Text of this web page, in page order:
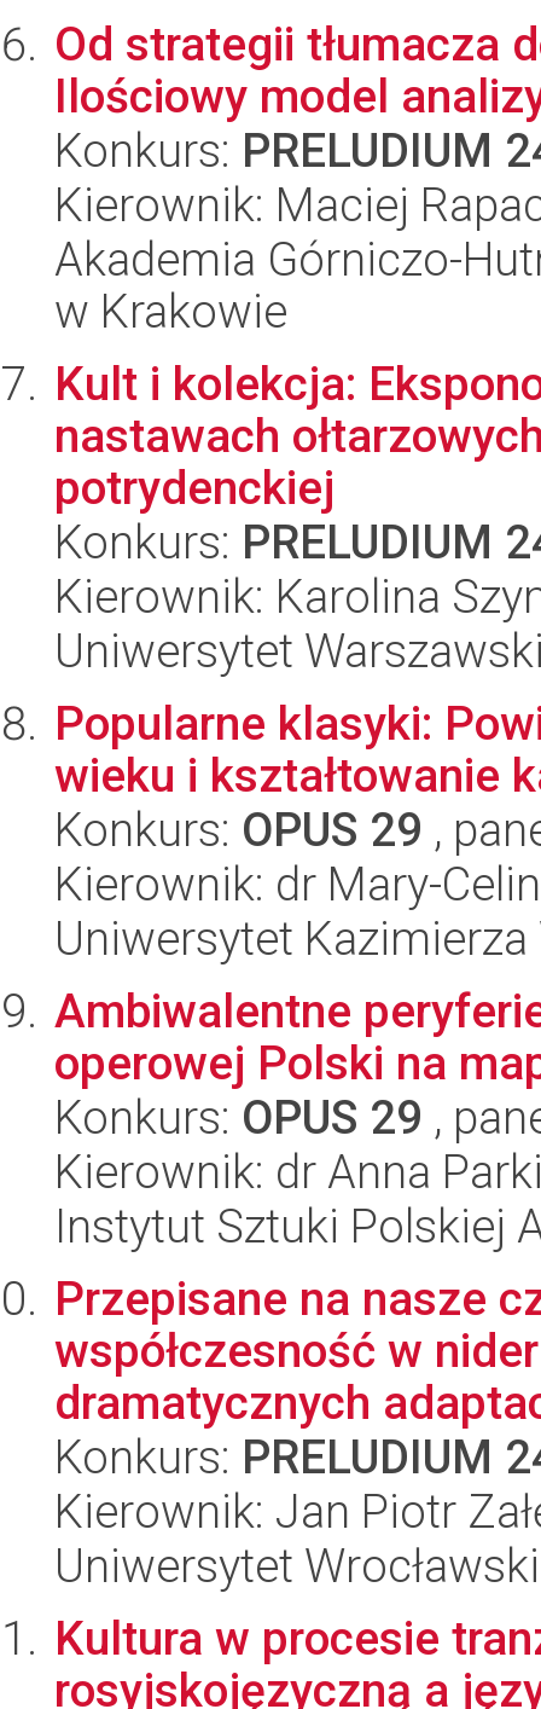
Od strategii tłumacza
Ilościowy model
Konkurs: PRELUDIUM
Kierownik: Maciej
Akademia Górniczo-
w Krakowie
Kult i kolekcja:
nastawach
potrydenckiej
Konkurs: PRELUDIUM
Kierownik: Karolina
Uniwersytet
Popularne klasyki:
wieku i kształtowanie
Konkurs: OPUS 29 ,
Kierownik: dr Mary-
Uniwersytet
Ambiwalentne
operowej Polski na
Konkurs: OPUS 29 ,
Kierownik: dr Anna
Instytut Sztuki Polskiej
Przepisane na nasze
współczesność w
dramatycznych
Konkurs: PRELUDIUM
Kierownik: Jan Piotr
Uniwersytet Wrocławski
Kultura w procesie
rosyjskojęzyczną a